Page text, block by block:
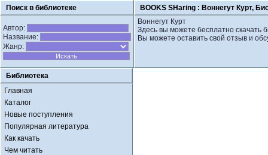
Поиск в библиотеке BOOKS SHaring : Воннегут Курт,
Автор:
Название:
Жанр:
Воннегут Курт
Здесь вы можете бесплатно скачать
Вы можете оставить свой отзыв и
Библиотека
Главная
Каталог
Новые поступления
Популярная литература
Как качать
Чем читать